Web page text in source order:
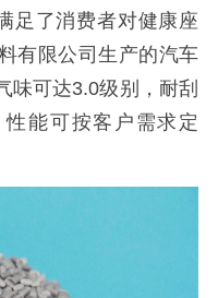
足了消费者对健康座
有限公司生产的汽车
味可达3.0级别，耐刮
能可按客户需求定